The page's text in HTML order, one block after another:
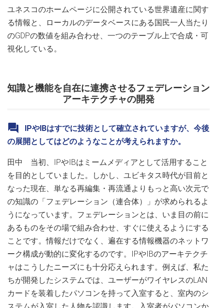
ユネスコのホームページに公開されている世界遺産に関す
る情報と、ローカルのデータベースにある国民一人当たり
のGDPの数値を組み合わせ、一つのテーブル上で合成・可
視化している。
知識と機能を自在に連携させるフェデレーション
アーキテクチャの開発
IPやIBはすでに技術として確立されていますが、今後
の展開としてはどのようなことが考えられますか。
田中 当初、IPやIBはミームメディアとして活用すること
を目的としていました。しかし、ユビキタス時代が目前と
なった現在、単なる再編集・再流通よりもっと高い次元で
の知識の「フェデレーション（連合体）」が求められるよ
うになっています。フェデレーションとは、いま目の前に
あるものをその場で組み合わせ、すぐに使えるようにする
ことです。情報だけでなく、遍在する情報機器のネットワ
ーク構成が動的に変化するのです。IPやIBのアーキテクチ
ャはこうしたニーズにも十分応えられます。例えば、私た
ちが開発したシステムでは、ユーザーがワイヤレスのLAN
カードを装着したパソコンを持って入室すると、室内のシ